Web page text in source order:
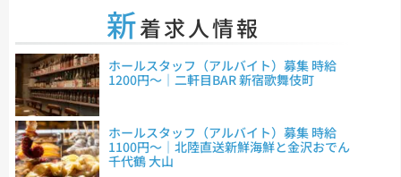
新着求人情報
ホールスタッフ（アルバイト）募集 時給
1200円～｜二軒目BAR 新宿歌舞伎町
ホールスタッフ（アルバイト）募集 時給
1100円～｜北陸直送新鮮海鮮と金沢おでん
千代鶴 大山